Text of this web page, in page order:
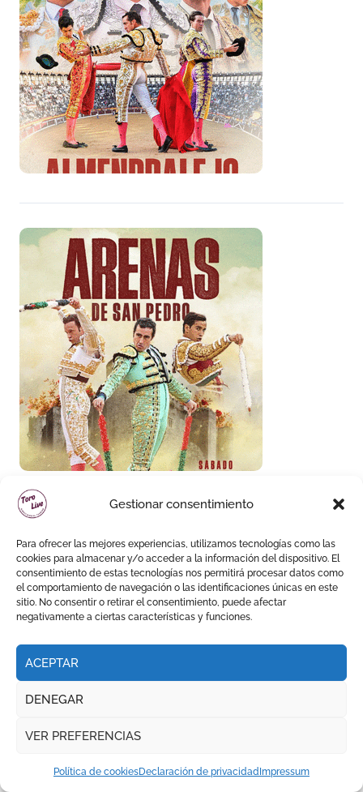
Gestionar consentimiento
Para ofrecer las mejores experiencias, utilizamos tecnologías como las
cookies para almacenar y/o acceder a la información del dispositivo. El
consentimiento de estas tecnologías nos permitirá procesar datos como
el comportamiento de navegación o las identificaciones únicas en este
sitio. No consentir o retirar el consentimiento, puede afectar
negativamente a ciertas características y funciones.
ACEPTAR
DENEGAR
VER PREFERENCIAS
Política de cookiesDeclaración de privacidad Impressum